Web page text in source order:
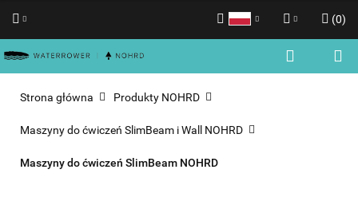
Zaloguj się
Zgody cookies
(0)
Strona główna Produkty NOHRD
Maszyny do ćwiczeń SlimBeam i Wall NOHRD
Maszyny do ćwiczeń SlimBeam NOHRD